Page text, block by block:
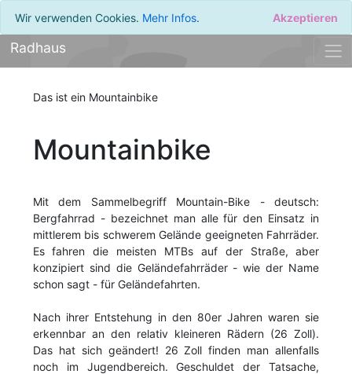
Wir verwenden Cookies. Mehr Infos. Akzeptieren
Radhaus
Das ist ein Mountainbike
Mountainbike
Mit dem Sammelbegriff Mountain-Bike - deutsch:
Bergfahrrad - bezeichnet man alle für den Einsatz in
mittlerem bis schwerem Gelände geeigneten Fahrräder.
Es fahren die meisten MTBs auf der Straße, aber
konzipiert sind die Geländefahrräder - wie der Name
schon sagt - für Geländefahrten.
Nach ihrer Entstehung in den 80er Jahren waren sie
erkennbar an den relativ kleineren Rädern (26 Zoll).
Das hat sich geändert! 26 Zoll finden man allenfalls
noch im Jugendbereich. Geschuldet der Tatsache,